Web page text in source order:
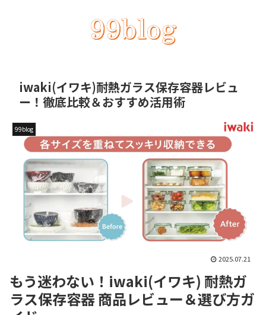
iwaki(イワキ)耐熱ガラス保存容器レビュ
ー！徹底比較＆おすすめ活用術
99blog
2025.07.21
もう迷わない！iwaki(イワキ) 耐熱ガ
ラス保存容器 商品レビュー＆選び方ガ